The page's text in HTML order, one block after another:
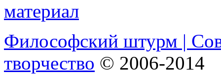
Философский штурм |
творчество © 2006-2014